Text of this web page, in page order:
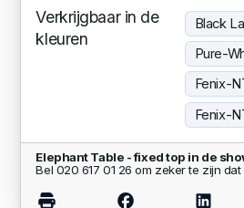
Verkrijgbaar in de
kleuren
Black
Pure-
Fenix-
Fenix-
Elephant Table - fixed top in de
Bel 020 617 01 26 om zeker te zijn